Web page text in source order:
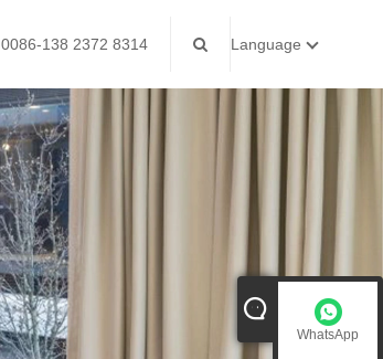
0086-138 2372 8314 Language
WhatsApp